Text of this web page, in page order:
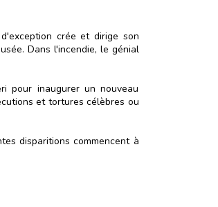
crée et dirige son
Dans l'incendie, le génial
pour inaugurer un nouveau
et tortures célèbres ou
disparitions commencent à